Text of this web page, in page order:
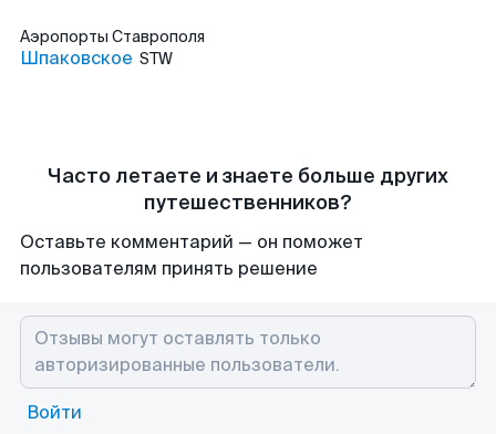
Аэропорты Ставрополя
Шпаковское STW
Часто летаете и знаете больше других
путешественников?
Оставьте комментарий — он поможет
пользователям принять решение
Войти